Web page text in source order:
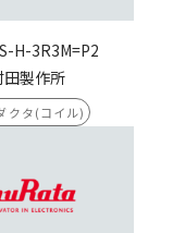
H-3R3M=P2
田製作所
クタ(コイル)